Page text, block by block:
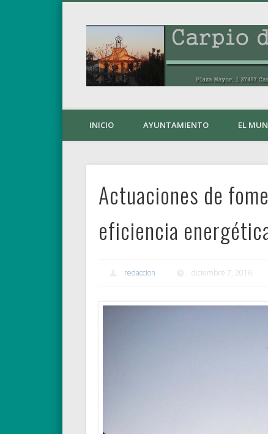
INICIO AYUNTAMIENTO EL
Actuaciones de
eficiencia
redaccion diciembre 7, 2016